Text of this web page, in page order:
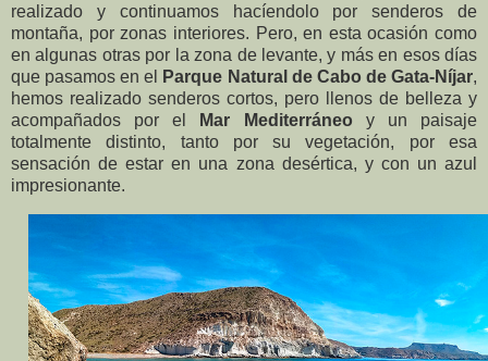
realizado y continuamos hacíendolo por senderos de
montaña, por zonas interiores. Pero, en esta ocasión como
en algunas otras por la zona de levante, y más en esos días
que pasamos en el
Parque Natural de Cabo de Gata-Níjar,
hemos realizado senderos cortos, pero llenos de belleza y
acompañados por el
Mar Mediterráneo y un paisaje
totalmente distinto, tanto por su vegetación, por esa
sensación de estar en una zona desértica, y con un azul
impresionante.